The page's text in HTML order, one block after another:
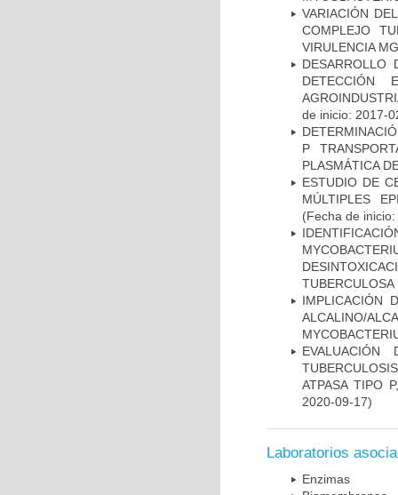
VARIACIÓN
COMPLEJO
VIRULENCIA
DESARROLLO
DETECCIÓN
de inicio: 2017-
P
PLASMÁTICA
ESTUDIO DE
MÚLTIPLES
(Fecha de
TUBERCULOSA
IMPLICACIÓN
ALCALINO/
ATPASA TIPO
2020-09-17)
Laboratorios
Enzimas